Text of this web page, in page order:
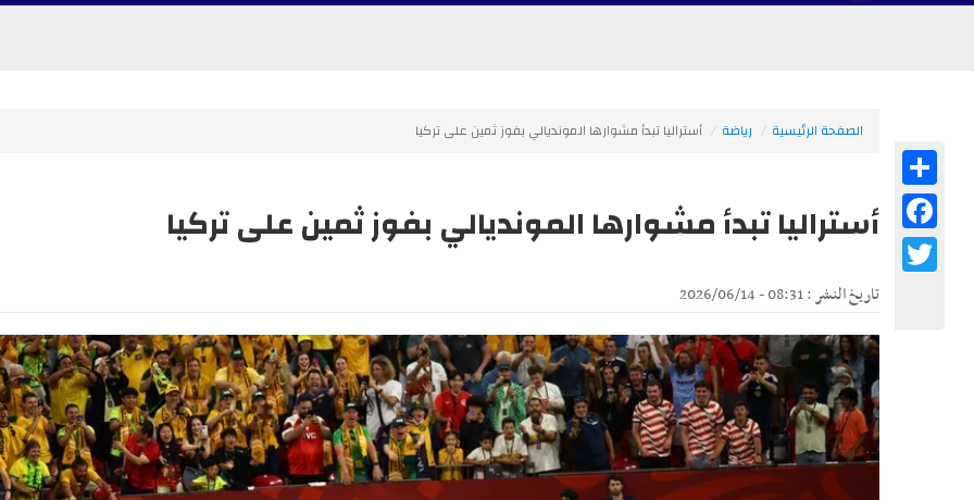
الصفحة الرئيسية رياضة أستراليا تبدأ مشوارها المونديالي بفوز ثمين على تركيا
أستراليا تبدأ مشوارها المونديالي بفوز ثمين على تركيا
تاريخ النشر : 08:31 - 2026/06/14
Facebook
Twitter